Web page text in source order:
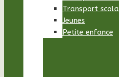
Transport
Jeunes
Petite enfance